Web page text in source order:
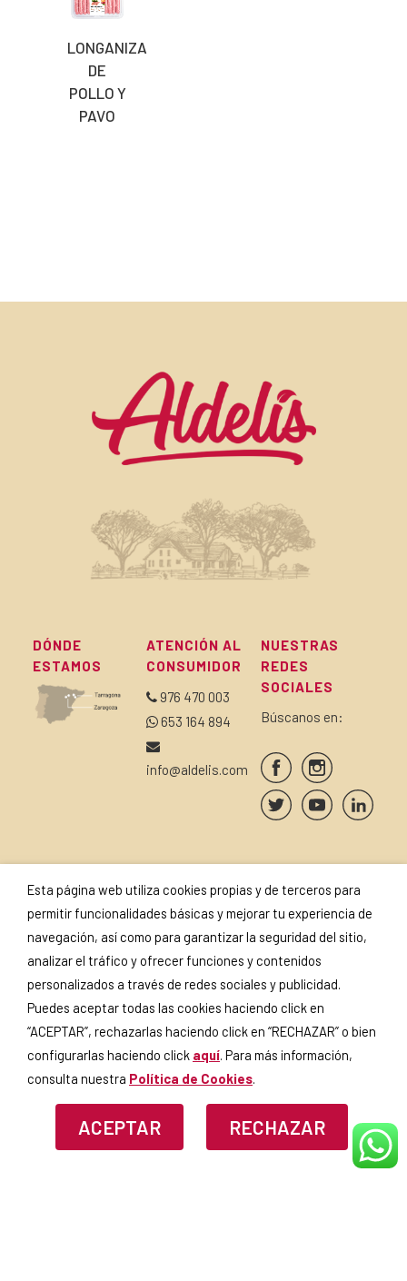
LONGANIZA
DE
POLLO Y
PAVO
DÓNDE
ESTAMOS
ATENCIÓN AL
CONSUMIDOR
976 470 003
653 164 894
info@aldelis.com
NUESTRAS
REDES
SOCIALES
Búscanos en:
SUSCRÍBETE A NUESTRA
NEWSLETTER
Si continúas, aceptas lapolítica
SELLOS Y
CERTIFICADOS
Esta página web utiliza cookies propias y de terceros para
permitir funcionalidades básicas y mejorar tu experiencia de
navegación, así como para garantizar la seguridad del sitio,
analizar el tráfico y ofrecer funciones y contenidos
personalizados a través de redes sociales y publicidad.
Puedes aceptar todas las cookies haciendo click en
“ACEPTAR”, rechazarlas haciendo click en “RECHAZAR” o bien
configurarlas haciendo click aquí. Para más información,
consulta nuestra Política de Cookies.
ACEPTAR RECHAZAR